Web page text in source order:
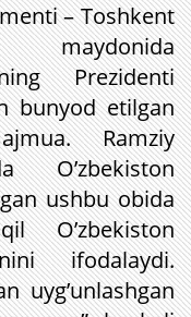
– Toshkent
maydonida
Prezidenti
bunyod etilgan
Ramziy
O’zbekiston
ushbu obida
O’zbekiston
ifodalaydi.
uyg’unlashgan